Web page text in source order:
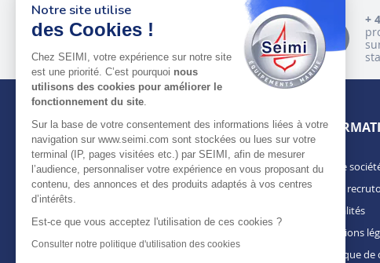
Plus de 50 ans
au service
des pros
+
À PROPOS DE SEIMI
Depuis plus de 50 ans, nous apportons des
chantiers de construction navale, de refit,
spécialisés, armateurs et entreprises de
Notre
Nous
Actualités
Mentions
Politique
Notre site utilise
des Cookies !
Chez SEIMI, votre expérience sur notre site
est une priorité. C’est pourquoi nous
utilisons des cookies pour améliorer le
fonctionnement du site.
Sur la base de votre consentement des informations liées à votre
navigation sur www.seimi.com sont stockées ou lues sur votre
terminal (IP, pages visitées etc.) par SEIMI, afin de mesurer
l’audience, personnaliser votre expérience en vous proposant du
contenu, des annonces et des produits adaptés à vos centres
d’intérêts.
Est-ce que vous acceptez l'utilisation de ces cookies ?
Consulter notre politique d'utilisation des cookies